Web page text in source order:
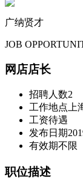
广纳贤才
JOB
网店店长
招聘人数2
工作地点 上
工资待遇
发布日期
有效期不限
职位描述